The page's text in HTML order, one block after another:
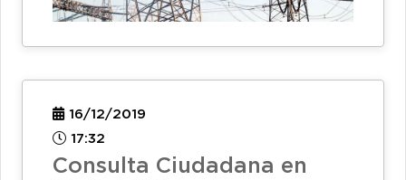
16/12/2019
17:32
Consulta Ciudadana en